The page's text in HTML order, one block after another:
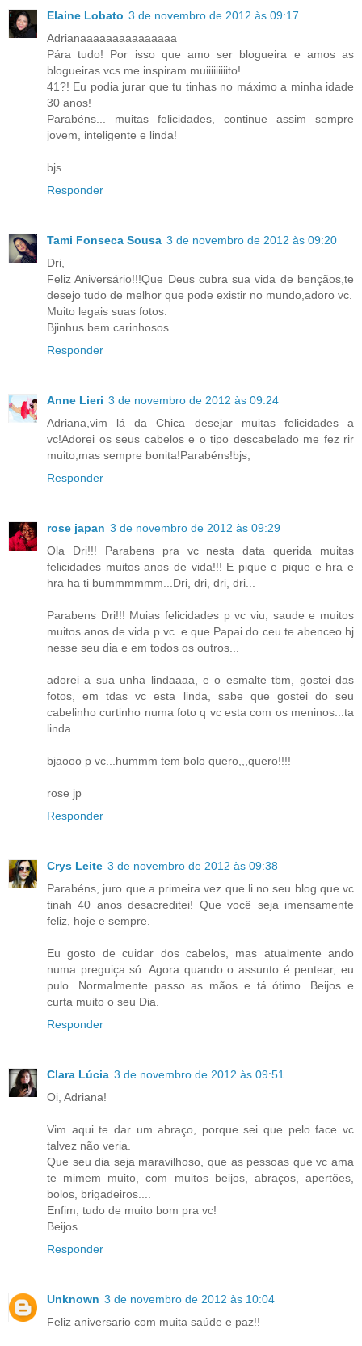
Elaine Lobato 3 de novembro de 2012 às 09:17
Adrianaaaaaaaaaaaaaaa
Pára tudo! Por isso que amo ser blogueira e amos as
blogueiras vcs me inspiram muiiiiiiiiito!
41?! Eu podia jurar que tu tinhas no máximo a minha idade
30 anos!
Parabéns... muitas felicidades, continue assim sempre
jovem, inteligente e linda!
bjs
Responder
Tami Fonseca Sousa 3 de novembro de 2012 às 09:20
Dri,
Feliz Aniversário!!!Que Deus cubra sua vida de bençãos,te
desejo tudo de melhor que pode existir no mundo,adoro vc.
Muito legais suas fotos.
Bjinhus bem carinhosos.
Responder
Anne Lieri 3 de novembro de 2012 às 09:24
Adriana,vim lá da Chica desejar muitas felicidades a
vc!Adorei os seus cabelos e o tipo descabelado me fez rir
muito,mas sempre bonita!Parabéns!bjs,
Responder
rose japan 3 de novembro de 2012 às 09:29
Ola Dri!!! Parabens pra vc nesta data querida muitas
felicidades muitos anos de vida!!! E pique e pique e hra e
hra ha ti bummmmmm...Dri, dri, dri, dri...
Parabens Dri!!! Muias felicidades p vc viu, saude e muitos
muitos anos de vida p vc. e que Papai do ceu te abenceo hj
nesse seu dia e em todos os outros...
adorei a sua unha lindaaaa, e o esmalte tbm, gostei das
fotos, em tdas vc esta linda, sabe que gostei do seu
cabelinho curtinho numa foto q vc esta com os meninos...ta
linda
bjaooo p vc...hummm tem bolo quero,,,quero!!!!
rose jp
Responder
Crys Leite 3 de novembro de 2012 às 09:38
Parabéns, juro que a primeira vez que li no seu blog que vc
tinah 40 anos desacreditei! Que você seja imensamente
feliz, hoje e sempre.
Eu gosto de cuidar dos cabelos, mas atualmente ando
numa preguiça só. Agora quando o assunto é pentear, eu
pulo. Normalmente passo as mãos e tá ótimo. Beijos e
curta muito o seu Dia.
Responder
Clara Lúcia 3 de novembro de 2012 às 09:51
Oi, Adriana!
Vim aqui te dar um abraço, porque sei que pelo face vc
talvez não veria.
Que seu dia seja maravilhoso, que as pessoas que vc ama
te mimem muito, com muitos beijos, abraços, apertões,
bolos, brigadeiros....
Enfim, tudo de muito bom pra vc!
Beijos
Responder
Unknown 3 de novembro de 2012 às 10:04
Feliz aniversario com muita saúde e paz!!